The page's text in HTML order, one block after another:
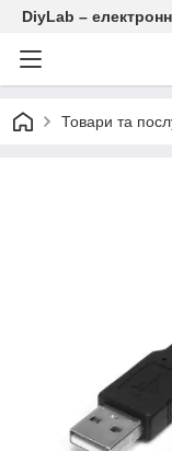
DiyLab –
Товари та